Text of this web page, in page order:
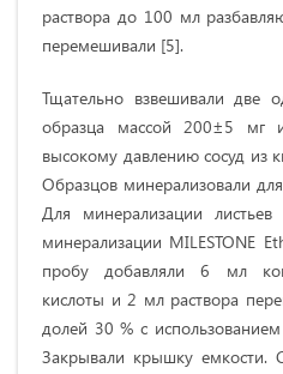
раствора до 100 мл
перемешивали [5].
Тщательно взвешивали две
образца массой 200±5 мг
высокому давлению сосуд из
Образцов минерализовали
Для минерализации
минерализации MILESTONE
пробу добавляли 6 мл
кислоты и 2 мл раствора
долей 30 % с
Закрывали крышку емкости.